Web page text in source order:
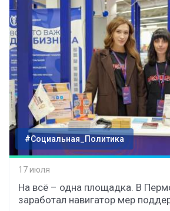
#Социальная_Политика
17 июля
На всё – одна площадка. В
заработал навигатор мер